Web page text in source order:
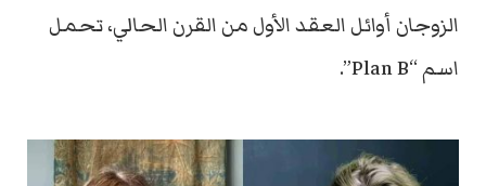
الزوجان أوائل العقد الأول من القرن الحالي، تحمل
اسم “Plan B”.